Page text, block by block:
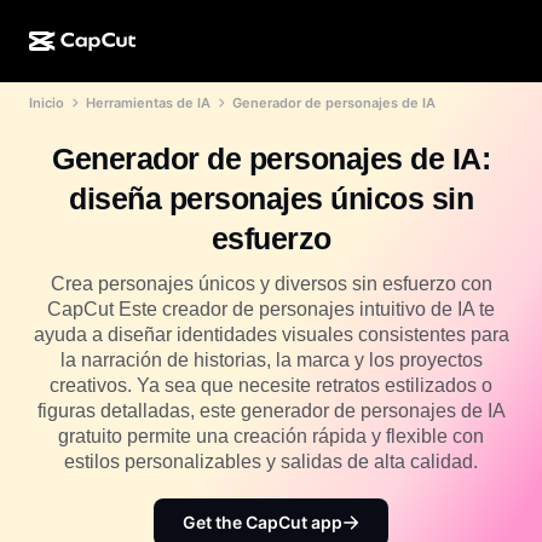
CapCut en línea
CapCut para celular
Dreamina AI
Pippit AI
Diseño de IA
Estudio de video
Generador de videos con IA
Generador de imágenes con IA
Optimizador de imágenes de IA
Dreamina Seedance 2.5
Nano Banana Pro
Herramientas de IA
Generador y editor de videos
Generador y editor de imágenes
Generador y editor de voces
Más
Casos de uso
Redes sociales
Plantillas festivas
Plantillas de calendario
Plantillas para aniversarios
Comunidad
Afiliados
Programa de pioneros
Programa para socios creativos
Campus creativo de CapCut
Inicio Herramientas de IA Generador de personajes de IA
Generador de personajes de IA:
diseña personajes únicos sin
esfuerzo
Crea personajes únicos y diversos sin esfuerzo con
CapCut Este creador de personajes intuitivo de IA te
ayuda a diseñar identidades visuales consistentes para
la narración de historias, la marca y los proyectos
creativos. Ya sea que necesite retratos estilizados o
figuras detalladas, este generador de personajes de IA
gratuito permite una creación rápida y flexible con
estilos personalizables y salidas de alta calidad.
Get the CapCut app